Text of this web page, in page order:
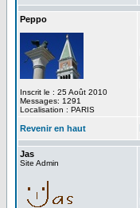
Peppo
Inscrit le : 25 Août 2010
Messages: 1291
Localisation : PARIS
Revenir en haut
Jas
Site Admin